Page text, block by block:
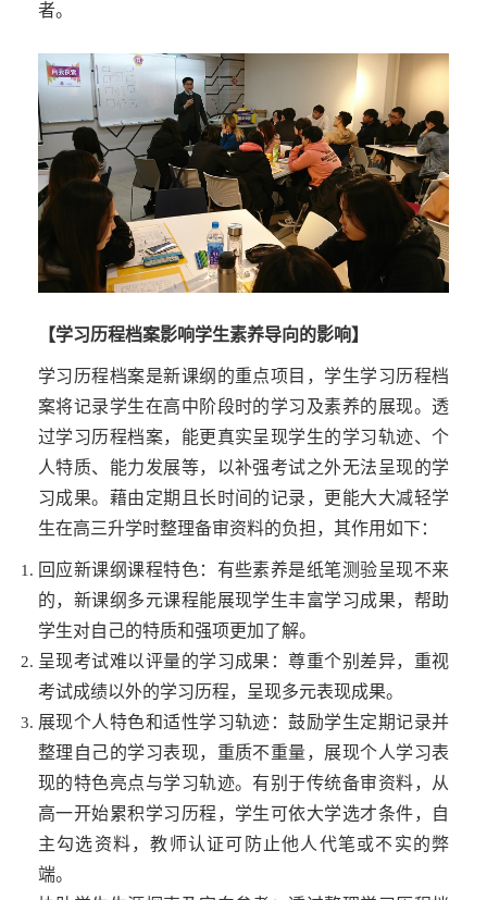
者。
【学习历程档案影响学生素养导向的影响】
学习历程档案是新课纲的重点项目，学生学习历程档
案将记录学生在高中阶段时的学习及素养的展现。透
过学习历程档案，能更真实呈现学生的学习轨迹、个
人特质、能力发展等， 以补强考试之外无法呈现的学
习成果。藉由定期且长时间的记录，更能大大减轻学
生在高三升学时整理备审资料的负担，其作用如下：
回应新课纲课程特色：有些素养是纸笔测验呈现不来
的，新课纲多元课程能展现学生丰富学习成果，帮助
学生对自己的特质和强项更加了解。
呈现考试难以评量的学习成果：尊重个别差异，重视
考试成绩以外的学习历程，呈现多元表现成果。
展现个人特色和适性学习轨迹：鼓励学生定期记录并
整理自己的学习表现，重质不重量，展现个人学习表
现的特色亮点与学习轨迹。有别于传统备审资料，从
高一开始累积学习历程，学生可依大学选才条件，自
主勾选资料，教师认证可防止他人代笔或不实的弊
端。